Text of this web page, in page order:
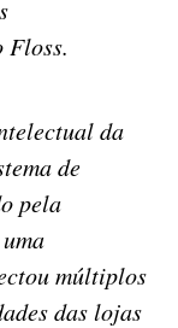
Floss.
da
de
pela
múltiplos
das lojas